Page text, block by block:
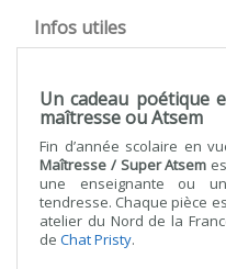
Infos utiles
Un cadeau poétique
maîtresse ou Atsem
Fin d’année scolaire en
Maîtresse / Super Atsem
une enseignante ou
tendresse. Chaque pièce
atelier du Nord de la
de Chat Pristy.